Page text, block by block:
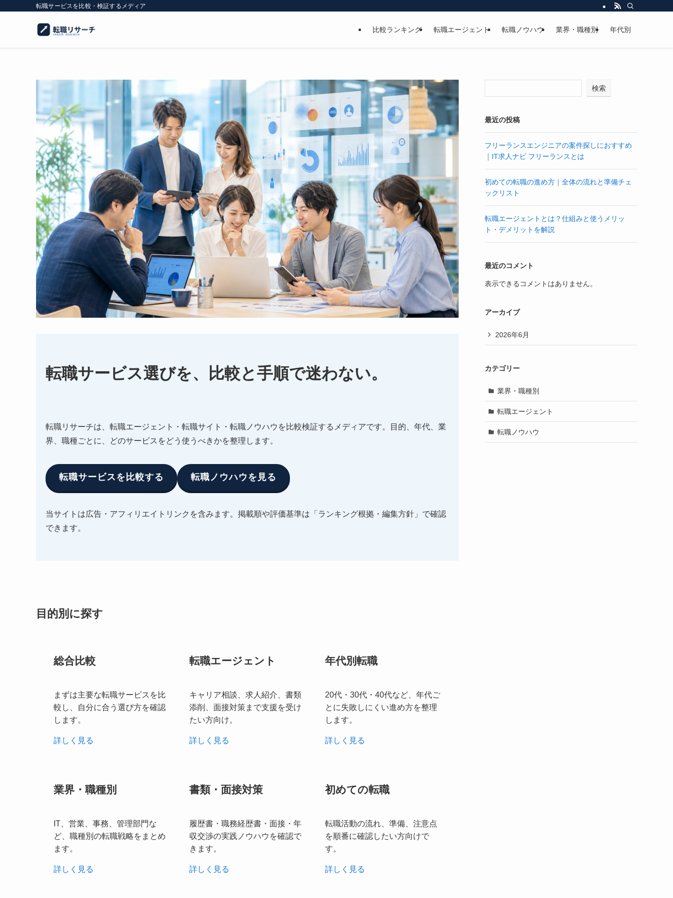
転職サービスを比較・検証するメディア
比較ランキング 転職エージェント 転職ノウハウ 業界・職種別 年代別
転職サービス選びを、比較と手順で迷わない。
転職リサーチは、転職エージェント・転職サイト・転職ノウハウを比較検証するメディアです。目的、年代、業
界、職種ごとに、どのサービスをどう使うべきかを整理します。
転職サービスを比較する 転職ノウハウを見る
当サイトは広告・アフィリエイトリンクを含みます。掲載順や評価基準は「ランキング根拠・編集方針」で確認
できます。
目的別に探す
総合比較
まずは主要な転職サービスを比
較し、自分に合う選び方を確認
します。
詳しく見る
転職エージェント
キャリア相談、求人紹介、書類
添削、面接対策まで支援を受け
たい方向け。
詳しく見る
年代別転職
20代・30代・40代など、年代ご
とに失敗しにくい進め方を整理
します。
詳しく見る
業界・職種別
IT、営業、事務、管理部門な
ど、職種別の転職戦略をまとめ
ます。
詳しく見る
書類・面接対策
履歴書・職務経歴書・面接・年
収交渉の実践ノウハウを確認で
きます。
詳しく見る
初めての転職
転職活動の流れ、準備、注意点
を順番に確認したい方向けで
す。
詳しく見る
検索
最近の投稿
フリーランスエンジニアの案件探しにおすすめ
｜IT求人ナビ フリーランスとは
初めての転職の進め方｜全体の流れと準備チェ
ックリスト
転職エージェントとは？仕組みと使うメリッ
ト・デメリットを解説
最近のコメント
表示できるコメントはありません。
アーカイブ
2026年6月
カテゴリー
業界・職種別
転職エージェント
転職ノウハウ